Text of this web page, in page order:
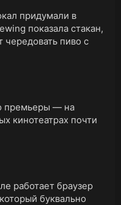
придумали в
показала стакан,
чередовать пиво с
премьеры — на
кинотеатрах почти
работает браузер
буквально